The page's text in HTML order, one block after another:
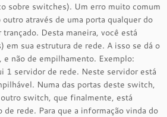
sobre switches). Um erro muito comum
através de uma porta qualquer do
trançado. Desta maneira, você está
em sua estrutura de rede. A isso se dá o
e não de empilhamento. Exemplo:
1 servidor de rede. Neste servidor está
Numa das portas deste switch,
switch, que finalmente, está
de rede. Para que a informação vinda do